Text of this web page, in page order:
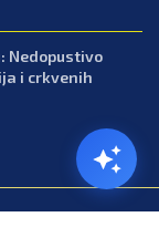
Nedopustivo
i crkvenih